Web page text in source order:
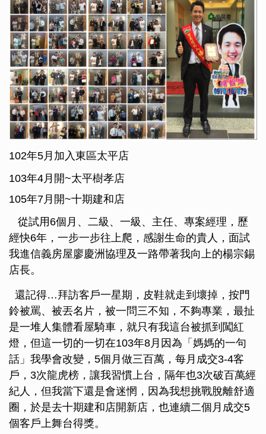
102年5月加入東區太平店
103年4月開~太平樹孝店
105年7月開~十期建和店
從試用6個月、二級、一級、主任、專案經理，歷
經快6年，一步一步往上爬，感謝生命的貴人，面試
我進信義房屋廖慶洲協理及一路帶著我向上的楊宗錫
店長。
還記得…拜訪客戶一星期，皮鞋就走到壞掉，按門
鈴被罵、被丟名片，被一問三不知，不夠專業，最扯
是一堆人集體看屋騎車，就只有我這台被抓到闖紅
燈，但這一切的一切在103年8月因為「媽媽的一句
話」我學會改變，5個月做三百萬，每月成交3-4客
戶，3次龍虎榜，讓我習慣上台，隔年也3次破百萬經
紀人，但我當下還是會迷惘，因為我想挑戰脫離舒適
圈，於是去十期建和店開新店，也連續二個月成交5
個客戶上舞台得獎。